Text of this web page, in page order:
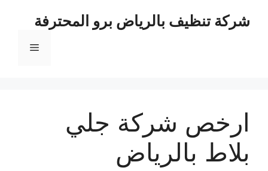
شركة تنظيف بالرياض برو المحترفة
القائمة
ارخص شركة جلي
بلاط بالرياض